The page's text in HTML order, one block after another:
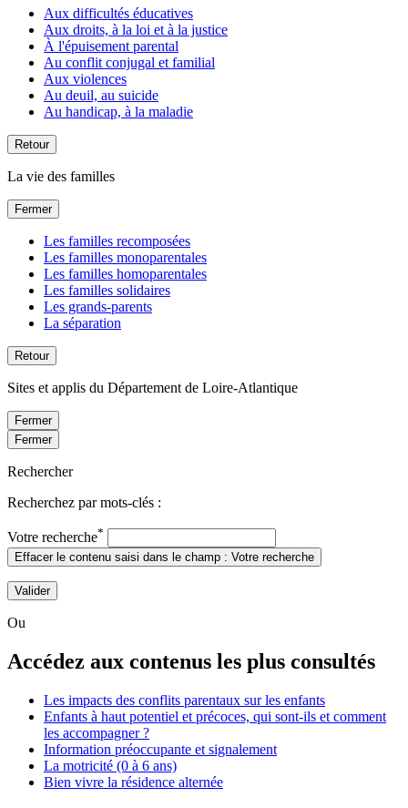
Aux difficultés éducatives
Aux droits, à la loi et à la justice
À l'épuisement parental
Au conflit conjugal et familial
Aux violences
Au deuil, au suicide
Au handicap, à la maladie
Retour
La vie des familles
Fermer
Les familles recomposées
Les familles monoparentales
Les familles homoparentales
Les familles solidaires
Les grands-parents
La séparation
Retour
Sites et applis du Département de Loire-Atlantique
Fermer
Fermer
Rechercher
Recherchez par mots-clés :
Votre recherche*
Effacer le contenu saisi dans le champ : Votre recherche
Valider
Ou
Accédez aux contenus les plus consultés
Les impacts des conflits parentaux sur les enfants
Enfants à haut potentiel et précoces, qui sont-ils et comment
les accompagner ?
Information préoccupante et signalement
La motricité (0 à 6 ans)
Bien vivre la résidence alternée